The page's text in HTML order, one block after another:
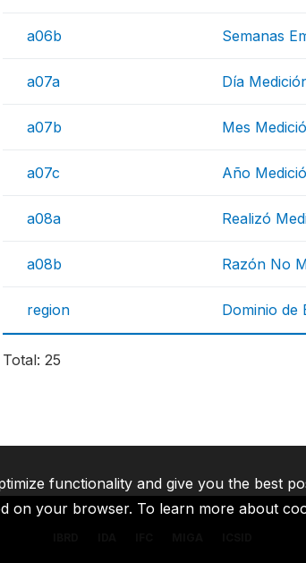
a06b Semanas
a07a Día
a07b Mes
a07c Año
a08a Realizó
a08b Razón No
region Dominio de
Total: 25
functionality and give you the best
on your browser. To learn more about